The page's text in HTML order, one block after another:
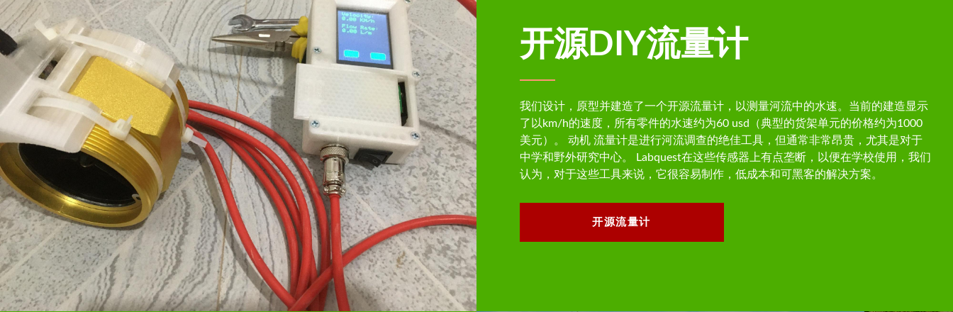
开源DIY流量计
我们设计，原型并建造了一个开源流量计，以测量河流中的水速。当前的建造显示
了以km/h的速度，所有零件的水速约为60 usd（典型的货架单元的价格约为1000
美元）。 动机 流量计是进行河流调查的绝佳工具，但通常非常昂贵，尤其是对于
中学和野外研究中心。 Labquest在这些传感器上有点垄断，以便在学校使用，我们
认为，对于这些工具来说，它很容易制作，低成本和可黑客的解决方案。
开源流量计